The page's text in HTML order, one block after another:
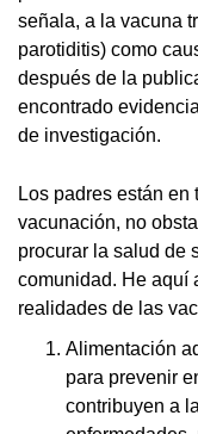
señala, a la vacuna
parotiditis) como
después de la
encontrado
de investigación.
Los padres están
vacunación, no
procurar la salud de
comunidad. He aquí
realidades de las
Alimentación
para prevenir
contribuyen a